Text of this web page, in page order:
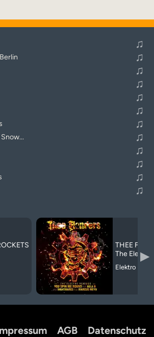
♫
♫
♫
♫
♫
♫
♫
♫
♫
♫
♫
♫
THEE
The Electro
Elektro
▶
AGB Datenschutz